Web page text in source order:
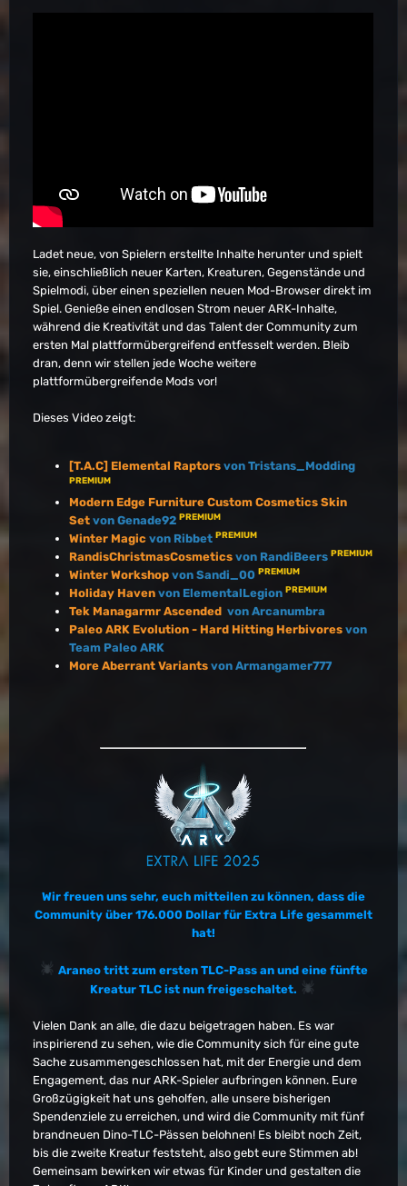
Ladet neue, von Spielern erstellte Inhalte herunter und spielt
sie, einschließlich neuer Karten, Kreaturen, Gegenstände und
Spielmodi, über einen speziellen neuen Mod-Browser direkt im
Spiel. Genieße einen endlosen Strom neuer ARK-Inhalte,
während die Kreativität und das Talent der Community zum
ersten Mal plattformübergreifend entfesselt werden. Bleib
dran, denn wir stellen jede Woche weitere
plattformübergreifende Mods vor!
Dieses Video zeigt:
[T.A.C] Elemental Raptors von Tristans_Modding
PREMIUM
Modern Edge Furniture Custom Cosmetics Skin
Set von Genade92 PREMIUM
Winter Magic von Ribbet PREMIUM
RandisChristmasCosmetics von RandiBeers PREMIUM
Winter Workshop von Sandi_00 PREMIUM
Holiday Haven von ElementalLegion PREMIUM
Tek Managarmr Ascended von Arcanumbra
Paleo ARK Evolution - Hard Hitting Herbivores von
Team Paleo ARK
More Aberrant Variants von Armangamer777
Wir freuen uns sehr, euch mitteilen zu können, dass die
Community über 176.000 Dollar für Extra Life gesammelt
hat!
Araneo tritt zum ersten TLC-Pass an und eine fünfte
Kreatur TLC ist nun freigeschaltet.
Vielen Dank an alle, die dazu beigetragen haben. Es war
inspirierend zu sehen, wie die Community sich für eine gute
Sache zusammengeschlossen hat, mit der Energie und dem
Engagement, das nur ARK-Spieler aufbringen können. Eure
Großzügigkeit hat uns geholfen, alle unsere bisherigen
Spendenziele zu erreichen, und wird die Community mit fünf
brandneuen Dino-TLC-Pässen belohnen! Es bleibt noch Zeit,
bis die zweite Kreatur feststeht, also gebt eure Stimmen ab!
Gemeinsam bewirken wir etwas für Kinder und gestalten die